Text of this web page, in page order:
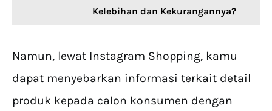
Kelebihan dan Kekurangannya?
Namun, lewat Instagram Shopping, kamu
dapat menyebarkan informasi terkait detail
produk kepada calon konsumen dengan